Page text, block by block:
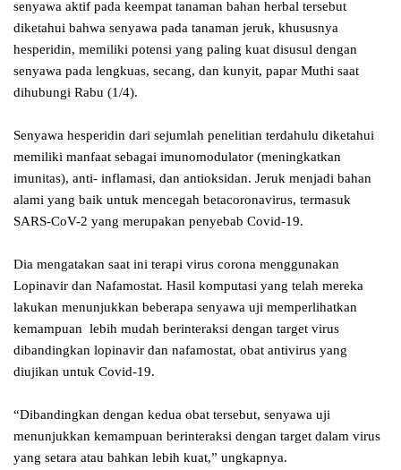
senyawa aktif pada keempat tanaman bahan herbal tersebut
diketahui bahwa senyawa pada tanaman jeruk, khususnya
hesperidin, memiliki potensi yang paling kuat disusul dengan
senyawa pada lengkuas, secang, dan kunyit, papar Muthi saat
dihubungi Rabu (1/4).
Senyawa hesperidin dari sejumlah penelitian terdahulu diketahui
memiliki manfaat sebagai imunomodulator (meningkatkan
imunitas), anti- inflamasi, dan antioksidan. Jeruk menjadi bahan
alami yang baik untuk mencegah betacoronavirus, termasuk
SARS-CoV-2 yang merupakan penyebab Covid-19.
Dia mengatakan saat ini terapi virus corona menggunakan
Lopinavir dan Nafamostat. Hasil komputasi yang telah mereka
lakukan menunjukkan beberapa senyawa uji memperlihatkan
kemampuan lebih mudah berinteraksi dengan target virus
dibandingkan lopinavir dan nafamostat, obat antivirus yang
diujikan untuk Covid-19.
“Dibandingkan dengan kedua obat tersebut, senyawa uji
menunjukkan kemampuan berinteraksi dengan target dalam virus
yang setara atau bahkan lebih kuat,” ungkapnya.